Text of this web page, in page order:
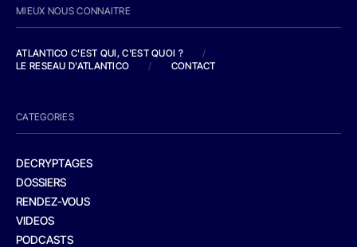
MIEUX NOUS CONNAITRE
ATLANTICO C'EST QUI, C'EST QUOI ?
/
LE RESEAU D'ATLANTICO
/ CONTACT
CATEGORIES
DECRYPTAGES
DOSSIERS
RENDEZ-VOUS
VIDEOS
PODCASTS